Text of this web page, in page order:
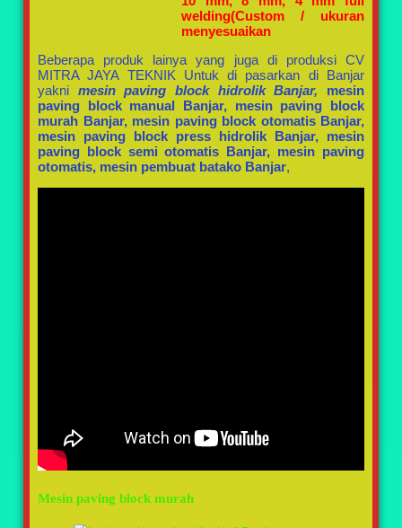
welding(Custom / ukuran
menyesuaikan
Beberapa produk lainya yang juga di produksi CV
MITRA JAYA TEKNIK Untuk di pasarkan di Banjar
yakni mesin paving block hidrolik Banjar, mesin
paving block manual Banjar, mesin paving block
murah Banjar, mesin paving block otomatis Banjar,
mesin paving block press hidrolik Banjar, mesin
paving block semi otomatis Banjar, mesin paving
otomatis, mesin pembuat batako Banjar,
Mesin paving block murah